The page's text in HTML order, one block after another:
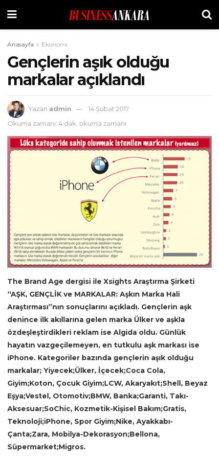
Anasayfa Ekonomi
Gençlerin aşık olduğu
markalar açıklandı
Yazan admin
14 Şubat 2017
Okuma zamanı: 4 dak. okuma zamanı
The Brand Age dergisi ile Xsights Araştırma Şirketi
“AŞK, GENÇLİK ve MARKALAR: Aşkın Marka Hali
Araştırması”nın sonuçlarını açıkladı. Gençlerin aşk
denince ilk akıllarına gelen marka Ülker ve aşkla
özdeşleştirdikleri reklam ise Algida oldu. Günlük
hayatın vazgeçilemeyen, en tutkulu aşk markası ise
iPhone. Kategoriler bazında gençlerin aşık olduğu
markalar; Yiyecek;Ülker, İçecek;Coca Cola,
Giyim;Koton, Çocuk Giyim;LCW, Akaryakıt;Shell, Beyaz
Eşya;Vestel, Otomotiv;BMW, Banka;Garanti, Takı-
Aksesuar;SoChic, Kozmetik-Kişisel Bakım;Gratis,
Teknoloji;iPhone, Spor Giyim;Nike, Ayakkabı-
Çanta;Zara, Mobilya-Dekorasyon;Bellona,
Süpermarket;Migros.